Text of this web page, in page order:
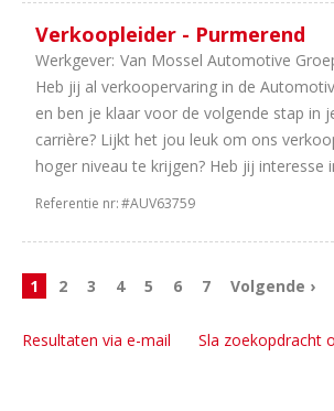
Verkoopleider - Purmerend
Werkgever: Van Mossel Automotive
Heb jij al verkoopervaring in de
en ben je klaar voor de volgende stap in
carrière? Lijkt het jou leuk om ons
hoger niveau te krijgen? Heb jij interesse
Referentie nr:#AUV63759
1 2 3 4 5 6 7 Volgende ›
Resultaten via e-mail Sla zoekopdracht